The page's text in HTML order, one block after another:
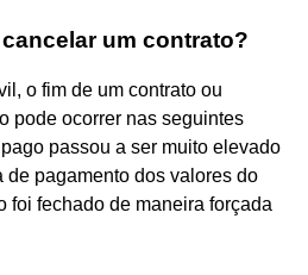
um contrato?
o fim de um contrato ou
pode ocorrer nas seguintes
passou a ser muito elevado
de pagamento dos valores do
foi fechado de maneira forçada